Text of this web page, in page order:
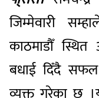
जिम्मेवारी
काठमाडौँ स्थित
बधाई दिँदै सफल